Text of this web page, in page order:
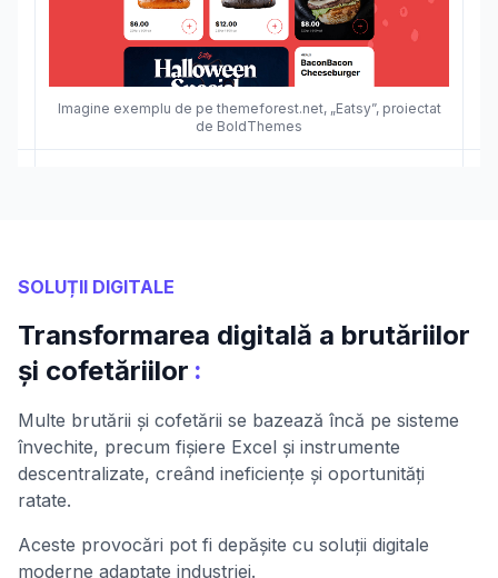
Imagine exemplu de pe themeforest.net, „Eatsy”, proiectat
de BoldThemes
SOLUȚII DIGITALE
Transformarea digitală a brutăriilor
și cofetăriilor :
Multe brutării și cofetării se bazează încă pe sisteme
învechite, precum fișiere Excel și instrumente
descentralizate, creând ineficiențe și oportunități
ratate.
Aceste provocări pot fi depășite cu soluții digitale
moderne adaptate industriei.